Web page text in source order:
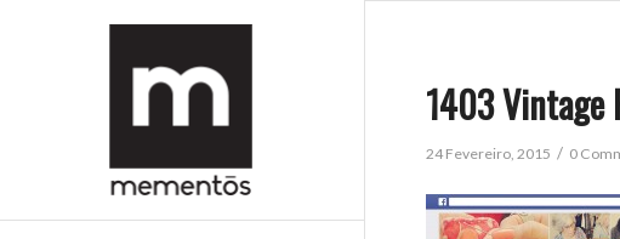
1403 Vintage
24 Fevereiro, 2015 / 0